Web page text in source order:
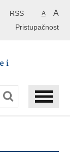
A A
RSS
Pristupačnost